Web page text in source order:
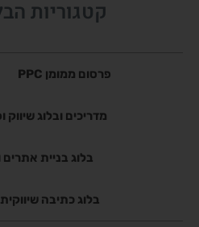
קטגוריות
פרסום ממומן PPC
מדריכים ובלוג שיווק
בלוג בניית אתרים
בלוג כתיבה שיווקית